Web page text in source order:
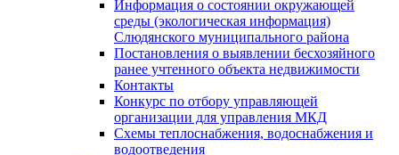
Информация о состоянии окружающей
среды (экологическая информация)
Слюдянского муниципального района
Постановления о выявлении бесхозяйного
ранее учтенного объекта недвижимости
Контакты
Конкурс по отбору управляющей
организации для управления МКД
Схемы теплоснабжения, водоснабжения и
водоотведения